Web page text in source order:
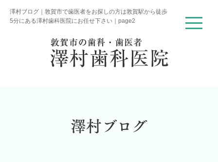
澤村ブログ｜敦賀市で歯医者をお探しの方は敦賀駅から徒歩
5分にある澤村歯科医院にお任せ下さい｜page2
澤村ブログ